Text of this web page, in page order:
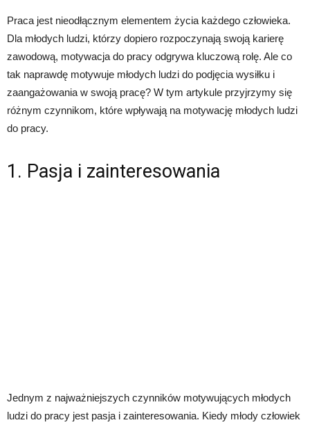
Praca jest nieodłącznym elementem życia każdego człowieka.
Dla młodych ludzi, którzy dopiero rozpoczynają swoją karierę
zawodową, motywacja do pracy odgrywa kluczową rolę. Ale co
tak naprawdę motywuje młodych ludzi do podjęcia wysiłku i
zaangażowania w swoją pracę? W tym artykule przyjrzymy się
różnym czynnikom, które wpływają na motywację młodych ludzi
do pracy.
1. Pasja i zainteresowania
Jednym z najważniejszych czynników motywujących młodych
ludzi do pracy jest pasja i zainteresowania. Kiedy młody człowiek